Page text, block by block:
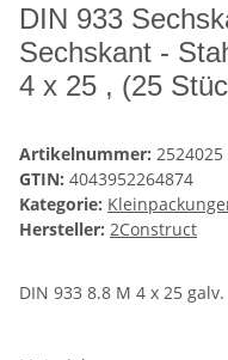
DIN 933
Sechskant -
4 x 25 , (25
Artikelnummer: 2524025
GTIN: 4043952264874
Kategorie:
Hersteller: 2Construct
DIN 933 8.8 M 4 x 25